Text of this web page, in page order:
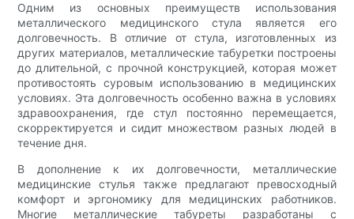
Одним из основных преимуществ использования
металлического медицинского стула является его
долговечность. В отличие от стула, изготовленных из
других материалов, металлические табуретки построены
до длительной, с прочной конструкцией, которая может
противостоять суровым использованию в медицинских
условиях. Эта долговечность особенно важна в условиях
здравоохранения, где стул постоянно перемещается,
скорректируется и сидит множеством разных людей в
течение дня.
В дополнение к их долговечности, металлические
медицинские стулья также предлагают превосходный
комфорт и эргономику для медицинских работников.
Многие металлические табуреты разработаны с